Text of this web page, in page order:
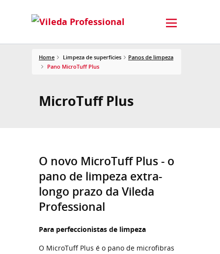
Home Limpeza de superfícies
Panos de limpeza
Pano MicroTuff Plus
MicroTuff Plus
O novo MicroTuff Plus - o
pano de limpeza extra-
longo prazo da Vileda
Professional
Para perfeccionistas de limpeza
O MicroTuff Plus é o pano de microfibras